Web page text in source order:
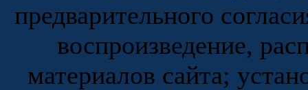
предварительного
воспроизведение,
материалов сайта;